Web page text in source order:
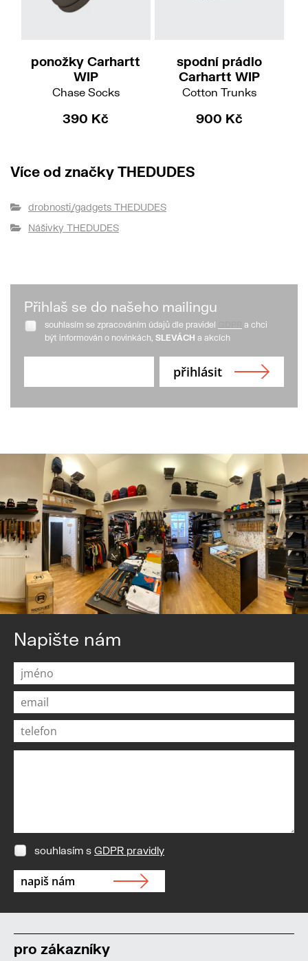
ponožky Carhartt
WIP
Chase Socks
390 Kč
spodní prádlo
Carhartt WIP
Cotton Trunks
900 Kč
Více od značky THEDUDES
drobnosti/gadgets THEDUDES
Nášivky THEDUDES
Přihlaš se do našeho mailingu
souhlasím se zpracováním údajů dle pravidel
a chci
být informován o novinkách, SLEVÁCH a akcích
Napište nám
souhlasím s GDPR pravidly
pro zákazníky